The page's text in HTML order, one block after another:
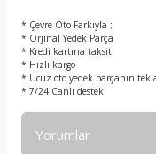
* Çevre Oto Farkıyla ;
* Orjinal Yedek Parça
* Kredi kartına taksit
* Hızlı kargo
* Ucuz oto yedek parçanın tek
* 7/24 Canlı destek
Yorumlar